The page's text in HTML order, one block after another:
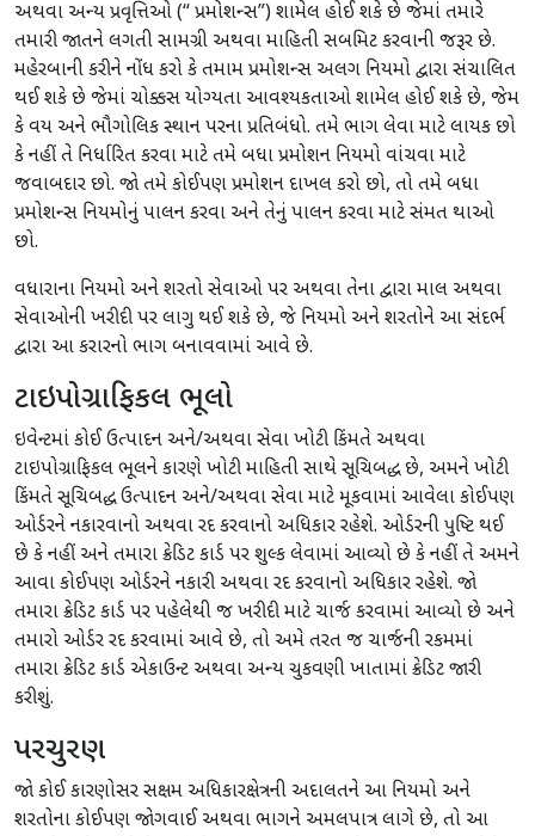
અથવા અન્ય પ્રવૃત્તિઓ (“ પ્રમોશન્સ”) શામેલ હોઈ શકે છે જેમાં તમારે
તમારી જાતને લગતી સામગ્રી અથવા માહિતી સબમિટ કરવાની જરૂર છે.
મહેરબાની કરીને નોંધ કરો કે તમામ પ્રમોશન્સ અલગ નિયમો દ્વારા સંચાલિત
થઈ શકે છે જેમાં ચોક્કસ યોગ્યતા આવશ્યકતાઓ શામેલ હોઈ શકે છે, જેમ
કે વય અને ભૌગોલિક સ્થાન પરના પ્રતિબંધો. તમે ભાગ લેવા માટે લાયક છો
કે નહીં તે નિર્ધારિત કરવા માટે તમે બધા પ્રમોશન નિયમો વાંચવા માટે
જવાબદાર છો. જો તમે કોઈપણ પ્રમોશન દાખલ કરો છો, તો તમે બધા
પ્રમોશન્સ નિયમોનું પાલન કરવા અને તેનું પાલન કરવા માટે સંમત થાઓ
છો.
વધારાના નિયમો અને શરતો સેવાઓ પર અથવા તેના દ્વારા માલ અથવા
સેવાઓની ખરીદી પર લાગુ થઈ શકે છે, જે નિયમો અને શરતોને આ સંદર્ભ
દ્વારા આ કરારનો ભાગ બનાવવામાં આવે છે.
ટાઇપોગ્રાફિકલ ભૂલો
ઇવેન્ટમાં કોઈ ઉત્પાદન અને/અથવા સેવા ખોટી કિંમતે અથવા
ટાઇપોગ્રાફિકલ ભૂલને કારણે ખોટી માહિતી સાથે સૂચિબદ્ધ છે, અમને ખોટી
કિંમતે સૂચિબદ્ધ ઉત્પાદન અને/અથવા સેવા માટે મૂકવામાં આવેલા કોઈપણ
ઓર્ડરને નકારવાનો અથવા રદ કરવાનો અધિકાર રહેશે. ઓર્ડરની પુષ્ટિ થઈ
છે કે નહીં અને તમારા ક્રેડિટ કાર્ડ પર શુલ્ક લેવામાં આવ્યો છે કે નહીં તે અમને
આવા કોઈપણ ઓર્ડરને નકારી અથવા રદ કરવાનો અધિકાર રહેશે. જો
તમારા ક્રેડિટ કાર્ડ પર પહેલેથી જ ખરીદી માટે ચાર્જ કરવામાં આવ્યો છે અને
તમારો ઓર્ડર રદ કરવામાં આવે છે, તો અમે તરત જ ચાર્જની રકમમાં
તમારા ક્રેડિટ કાર્ડ એકાઉન્ટ અથવા અન્ય ચુકવણી ખાતામાં ક્રેડિટ જારી
કરીશું.
પરચુરણ
જો કોઈ કારણોસર સક્ષમ અધિકારક્ષેત્રની અદાલતને આ નિયમો અને
શરતોના કોઈપણ જોગવાઈ અથવા ભાગને અમલપાત્ર લાગે છે, તો આ